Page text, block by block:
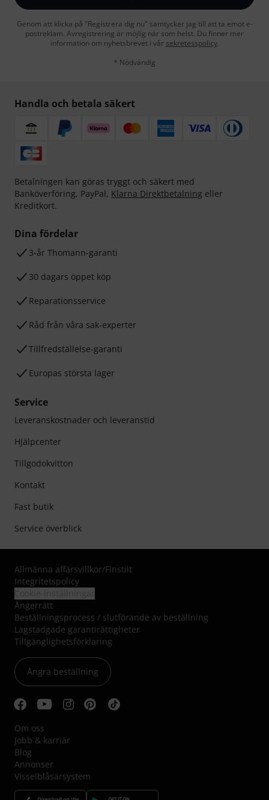
Genom att klicka på "Registrera dig nu" samtycker jag till att ta emot e-
postreklam. Avregistrering är möjlig när som helst. Du finner mer
information om nyhetsbrevet i vår sekretesspolicy.
* Nödvändig
Handla och betala säkert
Betalningen kan göras tryggt och säkert med
Banköverföring, PayPal, Klarna Direktbetalning eller
Kreditkort.
Dina fördelar
3-år Thomann-garanti
30 dagars öppet köp
Reparationsservice
Råd från våra sak-experter
Tillfredställelse-garanti
Europas största lager
Service
Leveranskostnader och leveranstid
Hjälpcenter
Tillgodokvitton
Kontakt
Fast butik
Service överblick
Allmänna affärsvillkor/Finstilt
Integritetspolicy
Ångerrätt
Beställningsprocess / slutförande av beställning
Lagstadgade garantirättigheter
Tillgänglighetsförklaring
Ångra beställning
Om oss
Jobb & karriär
Blog
Annonser
Visselblåsarsystem